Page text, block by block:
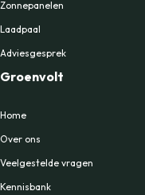
Zonnepanelen
Laadpaal
Adviesgesprek
Groenvolt
Home
Over ons
Veelgestelde vragen
Kennisbank